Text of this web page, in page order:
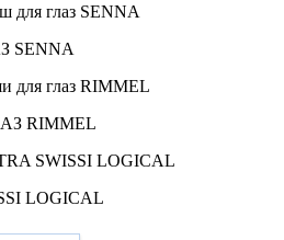
для глаз SENNA
для глаз RIMMEL
SWISSI LOGICAL